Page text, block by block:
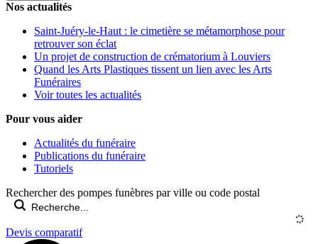
Nos actualités
Saint-Juéry-le-Haut : le cimetière se métamorphose pour
retrouver son éclat
Un projet de construction de crématorium à Louviers
Quand les Arts Plastiques tissent un lien avec les Arts
Funéraires
Voir toutes les actualités
Pour vous aider
Actualités du funéraire
Publications du funéraire
Tutoriels
Rechercher des pompes funèbres par ville ou code postal
Devis comparatif